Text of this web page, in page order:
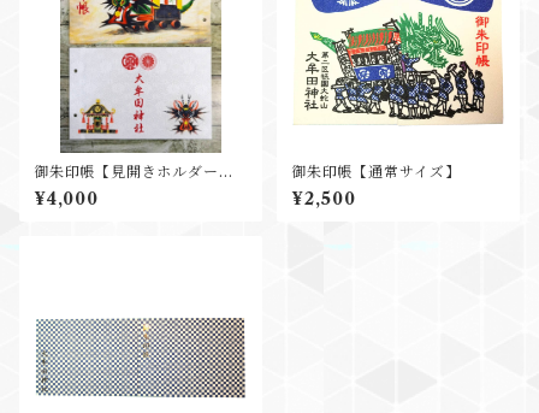
御朱印帳【見開きホルダータ
イプ】
¥4,000
御朱印帳【通常サイズ】
¥2,500